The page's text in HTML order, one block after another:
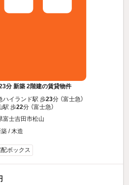
分 新築 2階建の賃貸物件
ハイランド駅 歩23分 （富士急）
駅 歩22分 （富士急）
富士吉田市松山
/ 木造
ボックス